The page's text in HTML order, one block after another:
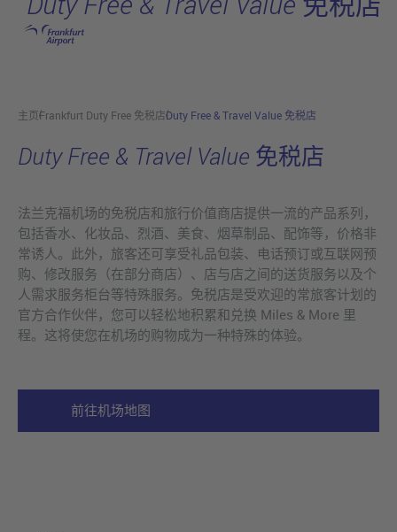
跳转至主页
主页Frankfurt Duty Free 免税店Duty Free & Travel Value 免税店
Duty Free & Travel Value 免税店
法兰克福机场的免税店和旅行价值商店提供一流的产品系列，
包括香水、化妆品、烈酒、美食、烟草制品、配饰等，价格非
常诱人。此外，旅客还可享受礼品包装、电话预订或互联网预
购、修改服务（在部分商店）、店与店之间的送货服务以及个
人需求服务柜台等特殊服务。免税店是受欢迎的常旅客计划的
官方合作伙伴，您可以轻松地积累和兑换 Miles & More 里
程。这将使您在机场的购物成为一种特殊的体验。
前往机场地图